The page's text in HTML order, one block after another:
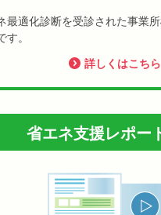
最適化診断を受診された事業
す。
詳しくはこちら
省エネ支援レポー